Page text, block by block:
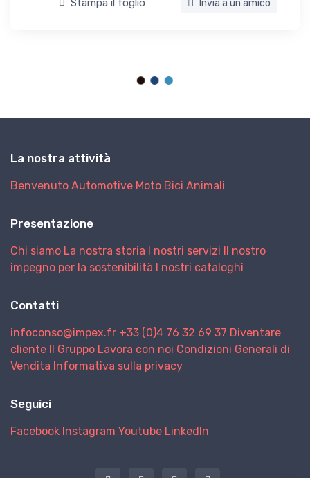
Stampa il foglio Invia a un amico
La nostra attività
Benvenuto Automotive Moto Bici Animali
Presentazione
Chi siamo La nostra storia I nostri servizi Il nostro
impegno per la sostenibilità I nostri cataloghi
Contatti
infoconso@impex.fr +33 (0)4 76 32 69 37 Diventare
cliente Il Gruppo Lavora con noi Condizioni Generali di
Vendita Informativa sulla privacy
Seguici
Facebook Instagram Youtube LinkedIn